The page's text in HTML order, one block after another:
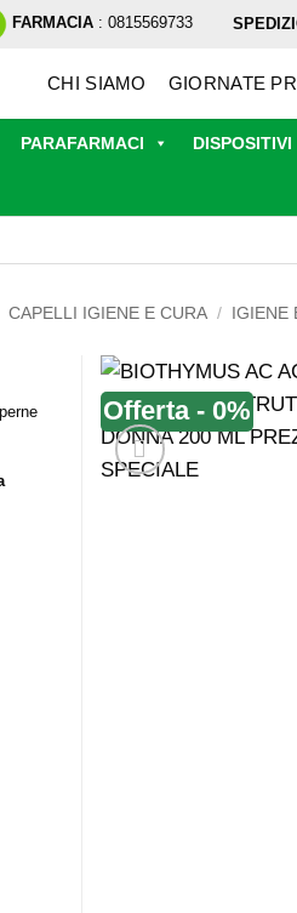
FARMACIA : 0815569733
CHI SIAMO GIORNATE
PARAFARMACI DISPOSITIVI
CAPELLI IGIENE E CURA / IGIENE
Offerta - 0%